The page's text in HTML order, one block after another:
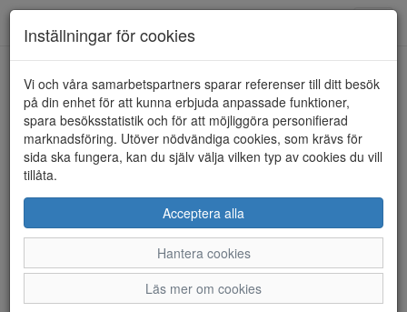
HEM RIEKER
Inställningar för cookies
Vi och våra samarbetspartners sparar referenser till ditt besök
på din enhet för att kunna erbjuda anpassade funktioner,
spara besöksstatistik och för att möjliggöra personifierad
marknadsföring. Utöver nödvändiga cookies, som krävs för
sida ska fungera, kan du själv välja vilken typ av cookies du vill
tillåta.
Acceptera alla
Hantera cookies
Läs mer om cookies